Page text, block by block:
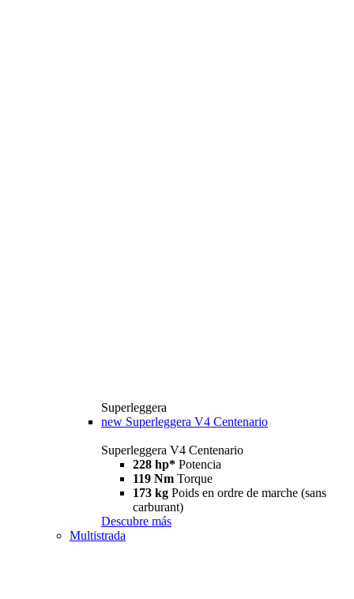
Superleggera
new Superleggera V4 Centenario
Superleggera V4 Centenario
228 hp* Potencia
119 Nm Torque
173 kg Poids en ordre de marche (sans
carburant)
Descubre más
Multistrada